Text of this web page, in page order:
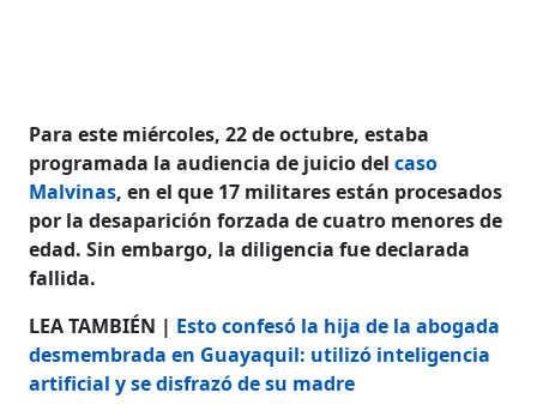
Para este miércoles, 22 de octubre, estaba
programada la audiencia de juicio delcaso
Malvinas, en el que 17 militares están procesados
por la desaparición forzada de cuatro menores de
edad. Sin embargo, la diligencia fue declarada
fallida.
LEA TAMBIÉN | Esto confesó la hija de la abogada
desmembrada en Guayaquil: utilizó inteligencia
artificial y se disfrazó de su madre